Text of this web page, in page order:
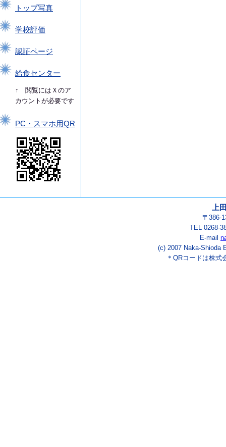
トップ写真
学校評価
認証ページ
給食センター
↑ 閲覧にはＸのア
カウントが必要です
PC・スマホ用QR
上
〒386-
TEL 0268-
E-mail
(c) 2007 Naka-Shioda
＊QRコードは株式